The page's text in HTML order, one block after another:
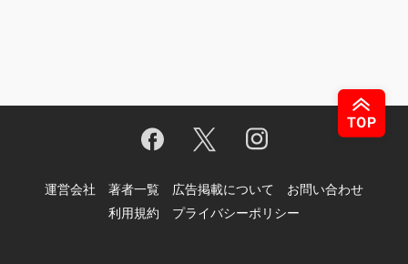
運営会社 著者一覧 広告掲載について
お問い合わせ
利用規約
プライバシーポリシー